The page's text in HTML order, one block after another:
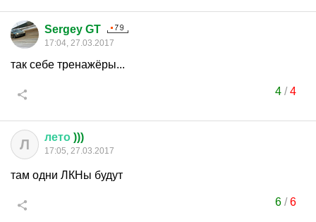
Sergey GT
17:04, 27.03.2017
так себе тренажёры...
4/4
Л лето )))
17:05, 27.03.2017
там одни ЛКНы будут
6/6